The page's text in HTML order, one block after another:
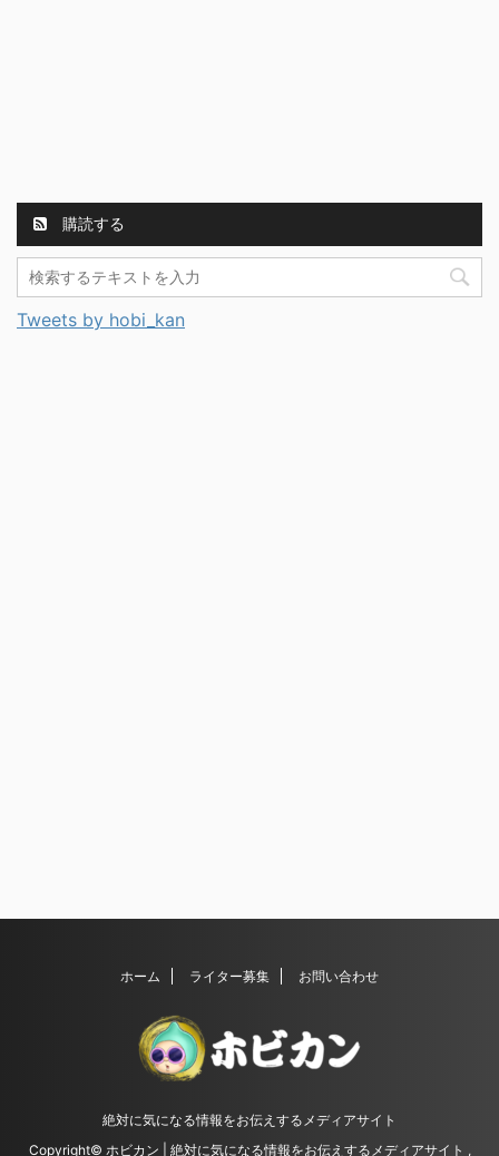
購読する
Tweets by hobi_kan
ホーム ライター募集 お問い合わせ
絶対に気になる情報をお伝えするメディアサイト
Copyright© ホビカン | 絶対に気になる情報をお伝えするメディアサイト ,